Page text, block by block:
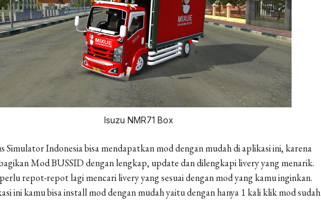
Isuzu NMR71 Box
Simulator Indonesia bisa mendapatkan mod dengan mudah di aplikasi ini, karena
Mod BUSSID dengan lengkap, update dan dilengkapi livery yang menarik.
repot-repot lagi mencari livery yang sesuai dengan mod yang kamu inginkan.
ini kamu bisa install mod dengan mudah yaitu dengan hanya 1 kali klik mod sudah